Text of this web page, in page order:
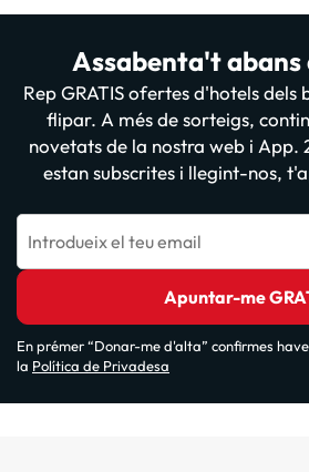
Assabenta't abans
Rep GRATIS ofertes d'hotels dels
flipar. A més de sorteigs,
novetats de la nostra web i App.
estan subscrites i llegint-nos,
Introdueix el teu email
Apuntar-me
En prémer “Donar-me d'alta” confirmes
la Política de Privadesa